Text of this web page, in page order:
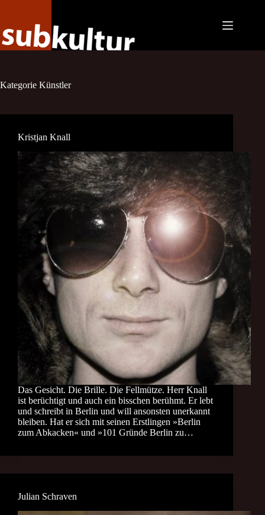
Kategorie Künstler
Kristjan Knall
Das Gesicht. Die Brille. Die Fellmütze. Herr Knall
ist berüchtigt und auch ein bisschen berühmt. Er lebt
und schreibt in Berlin und will ansonsten unerkannt
bleiben. Hat er sich mit seinen Erstlingen »Berlin
zum Abkacken« und »101 Gründe Berlin zu…
Julian Schraven